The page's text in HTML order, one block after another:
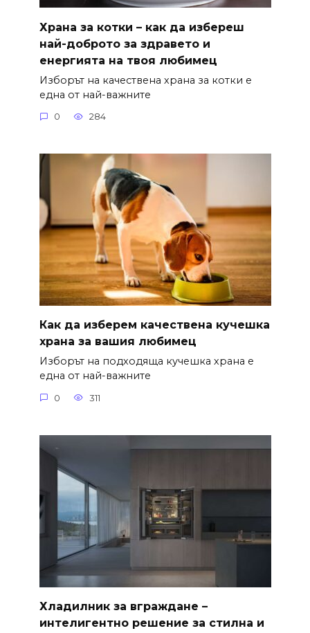
Храна за котки – как да избереш
най-доброто за здравето и
енергията на твоя любимец
Изборът на качествена храна за котки е
една от най-важните
0 284
Как да изберем качествена кучешка
храна за вашия любимец
Изборът на подходяща кучешка храна е
една от най-важните
0 311
Хладилник за вграждане –
интелигентно решение за стилна и